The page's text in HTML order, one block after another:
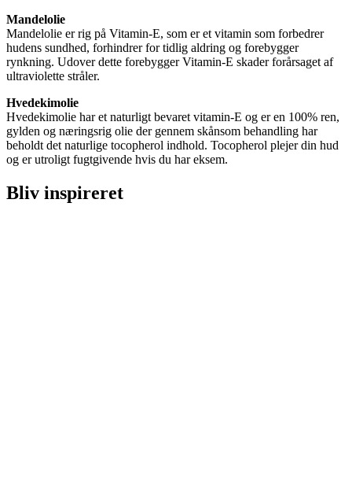
Mandelolie
Mandelolie er rig på Vitamin-E, som er et vitamin som forbedrer
hudens sundhed, forhindrer for tidlig aldring og forebygger
rynkning. Udover dette forebygger Vitamin-E skader forårsaget af
ultraviolette stråler.
Hvedekimolie
Hvedekimolie har et naturligt bevaret vitamin-E og er en 100% ren,
gylden og næringsrig olie der gennem skånsom behandling har
beholdt det naturlige tocopherol indhold. Tocopherol plejer din hud
og er utroligt fugtgivende hvis du har eksem.
Bliv inspireret